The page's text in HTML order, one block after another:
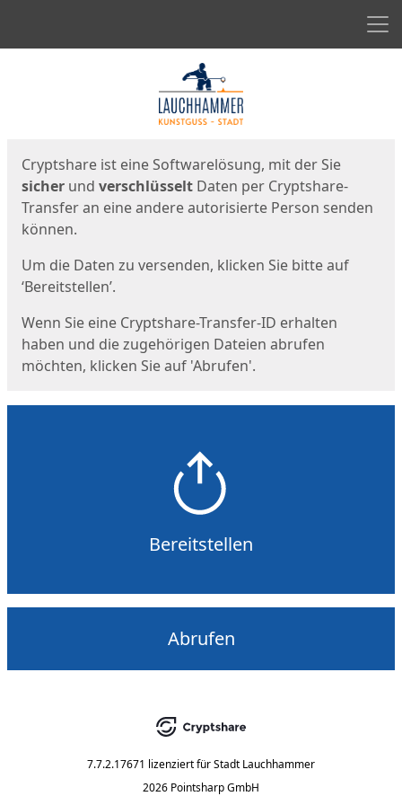
Cryptshare ist eine Softwarelösung, mit der Sie
sicher und verschlüsselt Daten per Cryptshare-
Transfer an eine andere autorisierte Person senden
können.
Um die Daten zu versenden, klicken Sie bitte auf
‘Bereitstellen’.
Wenn Sie eine Cryptshare-Transfer-ID erhalten
haben und die zugehörigen Dateien abrufen
möchten, klicken Sie auf 'Abrufen'.
Bereitstellen
Abrufen
7.7.2.17671 lizenziert fürStadt Lauchhammer
2026 Pointsharp GmbH